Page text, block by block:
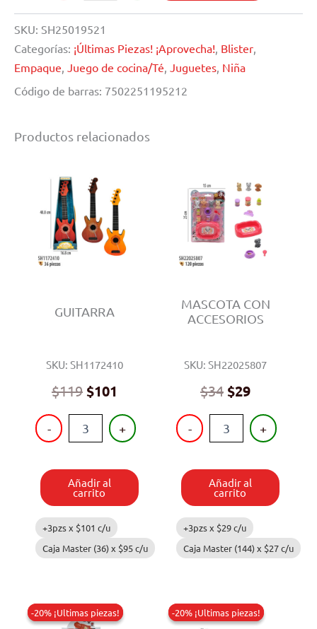
SKU: SH25019521
Categorías: ¡Últimas Piezas! ¡Aprovecha! Blister
Empaque
Juego de cocina/Té Juguetes Niña
Código de barras: 7502251195212
Productos relacionados
GUITARRA
SKU: SH1172410
$119 $101
-
GUITARRA
cantidad
+
Añadir al
carrito
+3pzs x $101 c/u
Caja Master (36) x $95c/u
MASCOTA CON
ACCESORIOS
SKU: SH22025807
$34 $29
-
MASCOTA
CON
+
Añadir al
carrito
+3pzs x $29c/u
Caja Master (144) x $27c/u
-20% ¡Ultimas piezas!
-20% ¡Ultimas piezas! -20% ¡Ultimas piezas!
-20% ¡Ultimas piezas!